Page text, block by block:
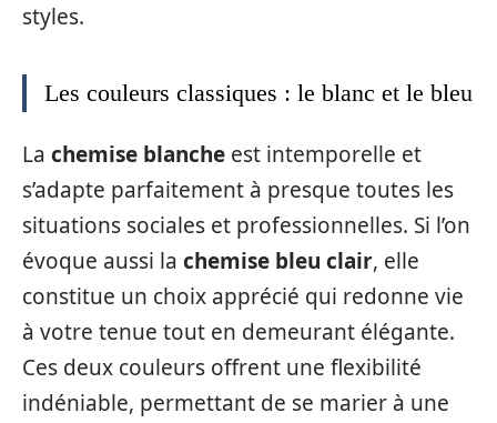
styles.
Les couleurs classiques : le blanc et le bleu
La chemise blanche est intemporelle et
s’adapte parfaitement à presque toutes les
situations sociales et professionnelles. Si l’on
évoque aussi la chemise bleu clair, elle
constitue un choix apprécié qui redonne vie
à votre tenue tout en demeurant élégante.
Ces deux couleurs offrent une flexibilité
indéniable, permettant de se marier à une